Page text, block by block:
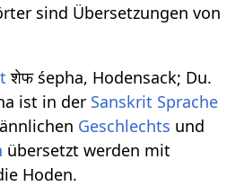
sind Übersetzungen von
शेफ śepha, Hodensack; Du.
ist in der Sanskrit Sprache
Geschlechts und
übersetzt werden mit
Hoden.